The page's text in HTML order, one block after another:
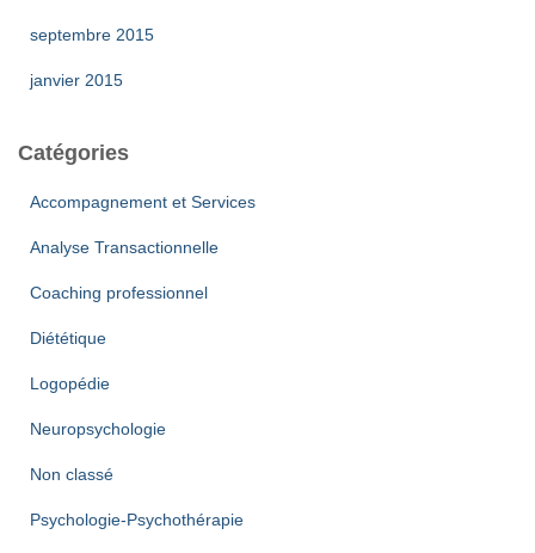
septembre 2015
janvier 2015
Catégories
Accompagnement et Services
Analyse Transactionnelle
Coaching professionnel
Diététique
Logopédie
Neuropsychologie
Non classé
Psychologie-Psychothérapie